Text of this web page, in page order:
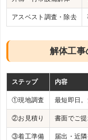
アスベスト調査・除去
解体工事
ステップ 内容
①現地調査 最短即日。
②お見積り 書面でご提
③着工準備 届出・近隣